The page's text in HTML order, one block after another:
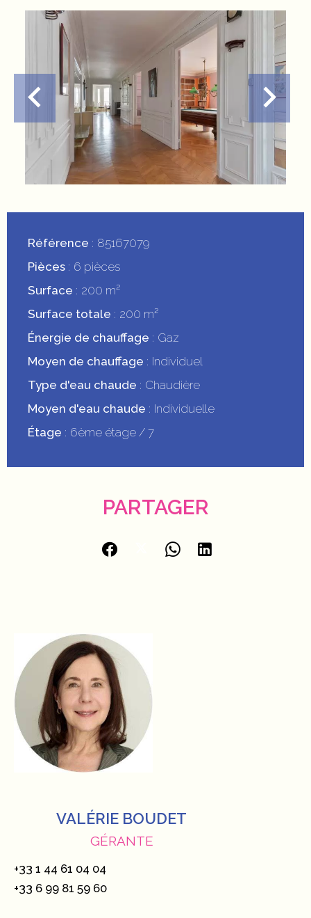
Référence
85167079
Pièces
6 pièces
Surface
200 m²
Surface totale
200 m²
Énergie de chauffage
Gaz
Moyen de chauffage
Individuel
Type d'eau chaude
Chaudière
Moyen d'eau chaude
Individuelle
Étage
6ème étage / 7
PARTAGER
VALÉRIE BOUDET
GÉRANTE
+33 1 44 61 04 04
+33 6 99 81 59 60